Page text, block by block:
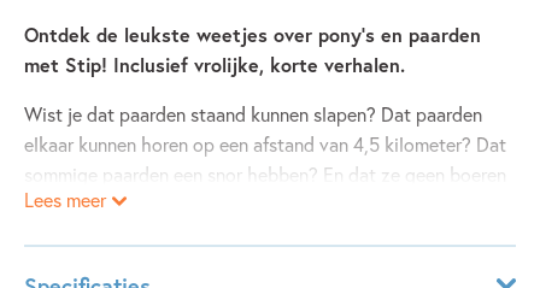
Ontdek de leukste weetjes over pony's en paarden
met Stip! Inclusief vrolijke, korte verhalen.
Wist je dat paarden staand kunnen slapen? Dat paarden
elkaar kunnen horen op een afstand van 4,5 kilometer? Dat
sommige paarden een snor hebben? En dat ze geen boeren
laten? Dat paarden even zweven als ze in galop zijn? En
Lees meer